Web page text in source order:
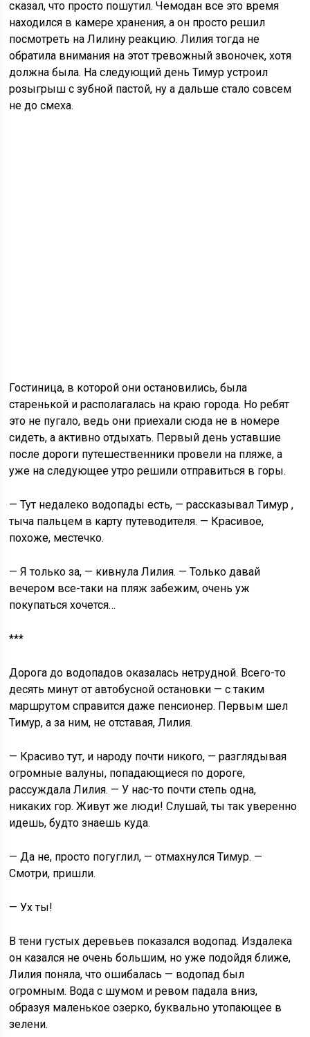
сказал, что просто пошутил. Чемодан все это время
находился в камере хранения, а он просто решил
посмотреть на Лилину реакцию. Лилия тогда не
обратила внимания на этот тревожный звоночек, хотя
должна была. На следующий день Тимур устроил
розыгрыш с зубной пастой, ну а дальше стало совсем
не до смеха.
Гостиница, в которой они остановились, была
старенькой и располагалась на краю города. Но ребят
это не пугало, ведь они приехали сюда не в номере
сидеть, а активно отдыхать. Первый день уставшие
после дороги путешественники провели на пляже, а
уже на следующее утро решили отправиться в горы.
— Тут недалеко водопады есть, — рассказывал Тимур ,
тыча пальцем в карту путеводителя. — Красивое,
похоже, местечко.
— Я только за, — кивнула Лилия. — Только давай
вечером все-таки на пляж забежим, очень уж
покупаться хочется…
***
Дорога до водопадов оказалась нетрудной. Всего-то
десять минут от автобусной остановки — с таким
маршрутом справится даже пенсионер. Первым шел
Тимур, а за ним, не отставая, Лилия.
— Красиво тут, и народу почти никого, — разглядывая
огромные валуны, попадающиеся по дороге,
рассуждала Лилия. — У нас-то почти степь одна,
никаких гор. Живут же люди! Слушай, ты так уверенно
идешь, будто знаешь куда.
— Да не, просто погуглил, — отмахнулся Тимур. —
Смотри, пришли.
— Ух ты!
В тени густых деревьев показался водопад. Издалека
он казался не очень большим, но уже подойдя ближе,
Лилия поняла, что ошибалась — водопад был
огромным. Вода с шумом и ревом падала вниз,
образуя маленькое озерко, буквально утопающее в
зелени.